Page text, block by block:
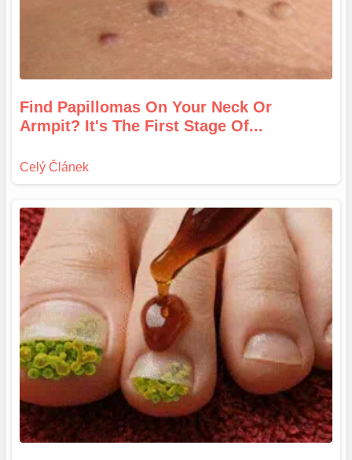
Find Papillomas On Your Neck Or
Armpit? It's The First Stage Of...